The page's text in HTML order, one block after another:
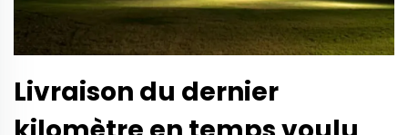
Livraison du dernier